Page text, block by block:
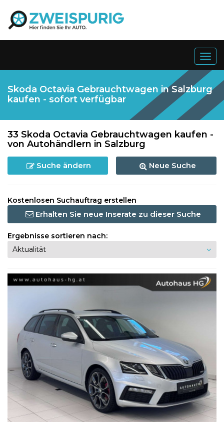
Skoda Octavia Gebrauchtwagen in Salzburg
kaufen - sofort verfügbar
33 Skoda Octavia Gebrauchtwagen kaufen -
von Autohändlern in Salzburg
Suche ändern Neue Suche
Kostenlosen Suchauftrag erstellen
Erhalten Sie neue Inserate zu dieser Suche
Ergebnisse sortieren nach: